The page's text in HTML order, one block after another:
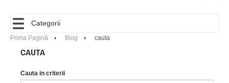
Categorii
Prima Pagină Blog cauta
CAUTA
Cauta in criterii